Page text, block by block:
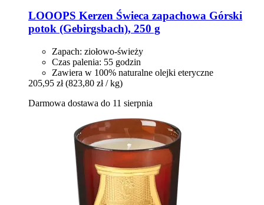
LOOOPS Kerzen Świeca zapachowa Górski
potok (Gebirgsbach), 250 g
Zapach: ziołowo-świeży
Czas palenia: 55 godzin
Zawiera w 100% naturalne olejki eteryczne
205,95 zł (823,80 zł / kg)
Darmowa dostawa do 11 sierpnia